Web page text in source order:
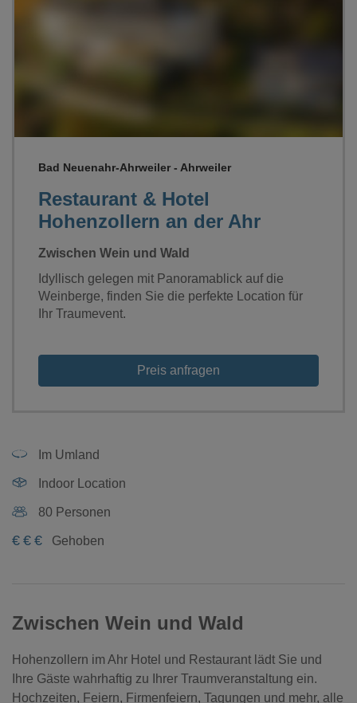
Restaurant & Hotel
Hohenzollern an der Ahr
Bad Neuenahr-Ahrweiler - Ahrweiler
Zwischen Wein und Wald
Idyllisch gelegen mit Panoramablick auf die
Weinberge, finden Sie die perfekte Location für
Ihr Traumevent.
Preis anfragen
Im Umland
Indoor Location
80 Personen
€ € € Gehoben
Zwischen Wein und Wald
Hohenzollern im Ahr Hotel und Restaurant lädt Sie und
Ihre Gäste wahrhaftig zu Ihrer Traumveranstaltung ein.
Hochzeiten, Feiern, Firmenfeiern, Tagungen und mehr, alle